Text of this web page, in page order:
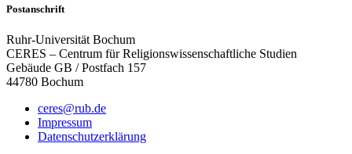
Postanschrift
Ruhr-Universität Bochum
CERES – Centrum für Religionswissenschaftliche Studien
Gebäude GB / Postfach 157
44780 Bochum
ceres@rub.de
Impressum
Datenschutzerklärung